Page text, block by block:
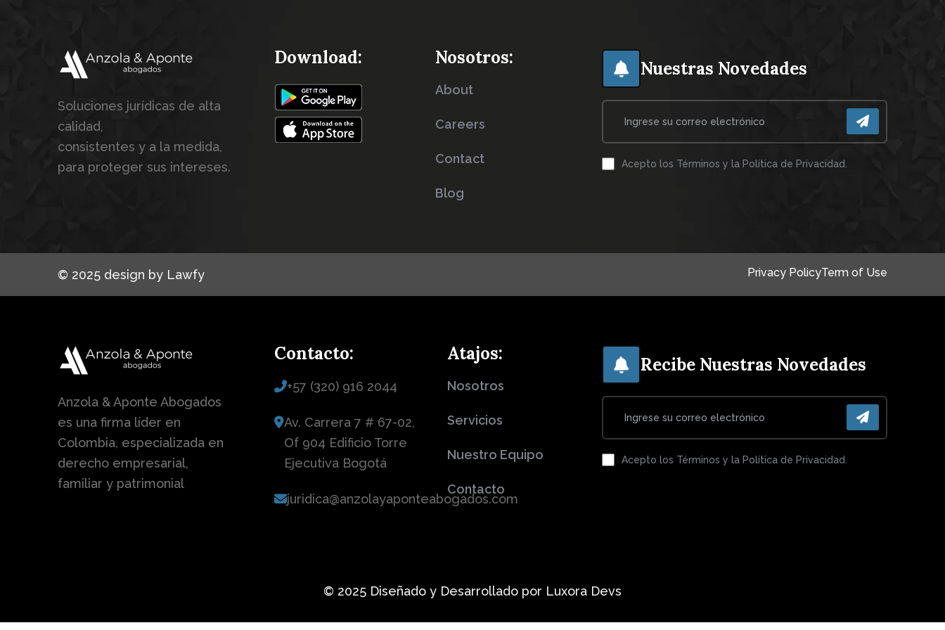
Soluciones jurídicas de alta
calidad,
consistentes y a la medida,
para proteger sus intereses.
Download: Nosotros:
About
Careers
Contact
Blog
Nuestras Novedades
Acepto los Términos y la Política de Privacidad.
© 2025 design by Lawfy Privacy PolicyTerm of Use
Anzola & Aponte Abogados
es una firma líder en
Colombia, especializada en
derecho empresarial,
familiar y patrimonial
Contacto:
+57 (320) 916 2044
Av. Carrera 7 # 67-02,
Of 904 Edificio Torre
Ejecutiva Bogotá
juridica@anzolayaponteabogados.com
Atajos:
Nosotros
Servicios
Nuestro Equipo
Contacto
Recibe Nuestras Novedades
Acepto los Términos y la Política de Privacidad.
© 2025 Diseñado y Desarrollado por Luxora Devs